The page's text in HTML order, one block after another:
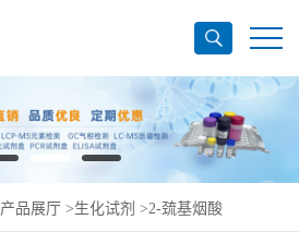
产品展厅 >生化试剂 >2-巯基烟酸